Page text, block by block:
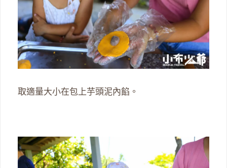
取適量大小在包上芋頭泥內餡。